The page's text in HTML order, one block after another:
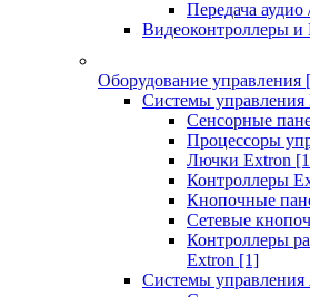
Передача
Видеоконтроллеры
Оборудование управления
Системы управления
Сенсорные
Процессоры
Лючки Extron
Контроллеры
Кнопочные
Сетевые
Контроллеры
Extron [1]
Системы управления